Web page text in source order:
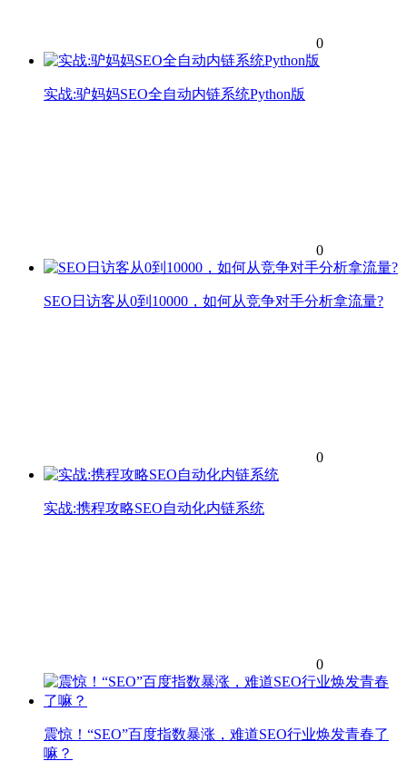
0
实战:驴妈妈SEO全自动内链系统Python版
0
SEO日访客从0到10000，如何从竞争对手分析拿流量?
0
实战:携程攻略SEO自动化内链系统
0
震惊！“SEO”百度指数暴涨，难道SEO行业焕发青春了
嘛？